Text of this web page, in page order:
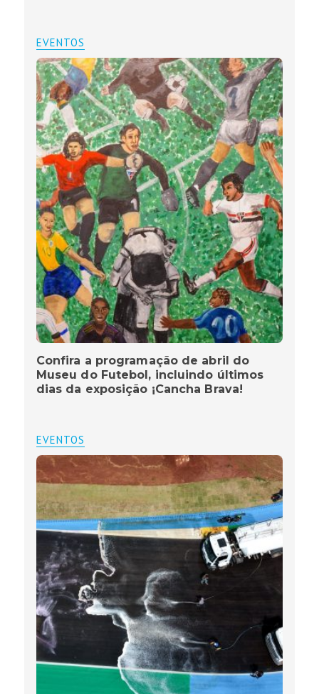
EVENTOS
Confira a programação de abril do
Museu do Futebol, incluindo últimos
dias da exposição ¡Cancha Brava!
EVENTOS